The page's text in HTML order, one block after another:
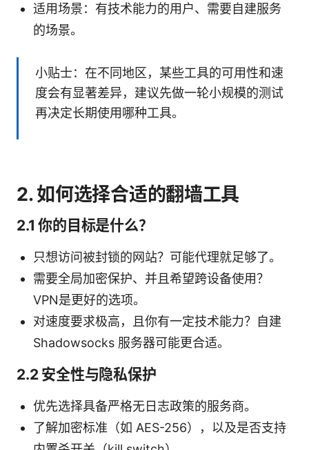
适用场景：有技术能力的用户、需要自建服务
的场景。
小贴士：在不同地区，某些工具的可用性和速
度会有显著差异，建议先做一轮小规模的测试
再决定长期使用哪种工具。
2. 如何选择合适的翻墙工具
2.1 你的目标是什么？
只想访问被封锁的网站？可能代理就足够了。
需要全局加密保护、并且希望跨设备使用？
VPN是更好的选项。
对速度要求极高，且你有一定技术能力？自建
Shadowsocks 服务器可能更合适。
2.2 安全性与隐私保护
优先选择具备严格无日志政策的服务商。
了解加密标准（如 AES-256），以及是否支持